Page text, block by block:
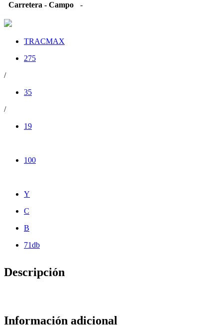
Carretera - Campo -
TRACMAX
275
/
35
/
19
100
Y
C
B
71db
Descripción
Información adicional